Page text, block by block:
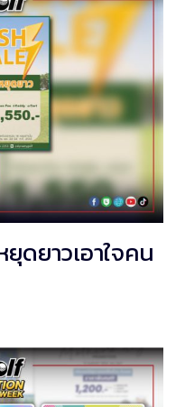
ดยาวเอาใจคน